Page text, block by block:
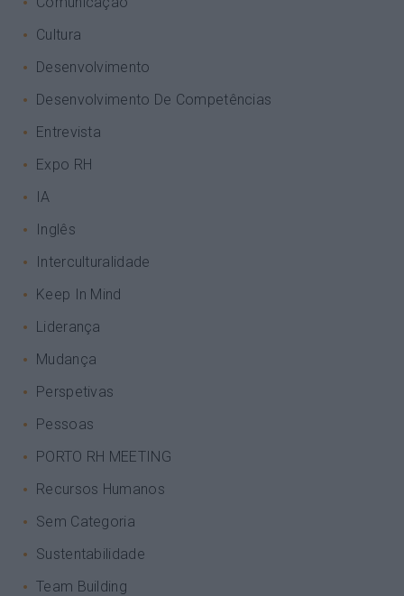
Cultura
Desenvolvimento
Desenvolvimento De Competências
Entrevista
Expo RH
IA
Inglês
Interculturalidade
Keep In Mind
Liderança
Mudança
Perspetivas
Pessoas
PORTO RH MEETING
Recursos Humanos
Sem Categoria
Sustentabilidade
Team Building